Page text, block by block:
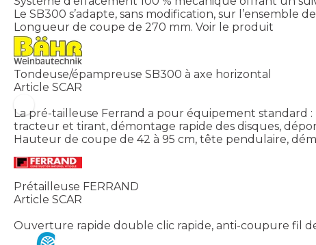
Le SB300 s’adapte, sans modification, sur l’ensemble
Longueur de coupe de 270 mm. Voir le produit
Tondeuse/épampreuse SB300 à axe horizontal
Article SCAR
La pré-tailleuse Ferrand a pour équipement
tracteur et tirant, démontage rapide des disques,
Hauteur de coupe de 42 à 95 cm, tête pendulaire,
Prétailleuse FERRAND
Article SCAR
Ouverture rapide double clic rapide, anti-coupure fil